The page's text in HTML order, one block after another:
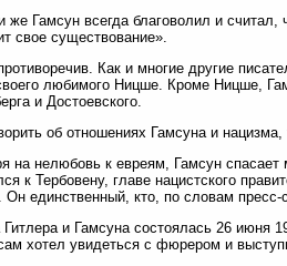
же Гамсун всегда благоволил и
свое существование».
Как и многие другие
любимого Ницше. Кроме Ницше,
и Достоевского.
об отношениях Гамсуна и
на нелюбовь к евреям, Гамсун
к Тербовену, главе нацистского
Он единственный, кто, по словам
Гитлера и Гамсуна состоялась 26 июня
хотел увидеться с фюрером и